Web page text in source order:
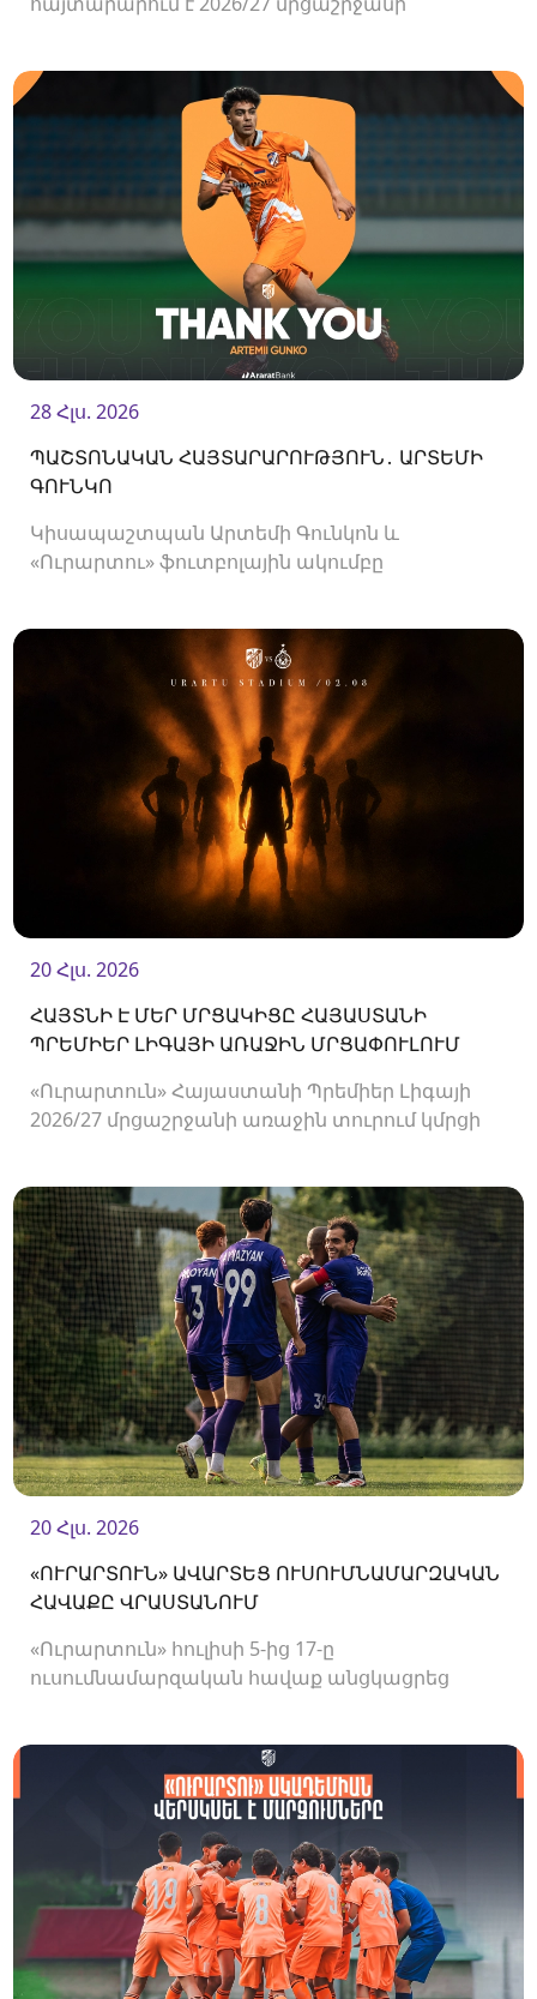
մեկնարկի մասին։
28 Հլս. 2026
ՊԱՇՏՈՆԱԿԱՆ ՀԱՅՏԱՐԱՐՈՒԹՅՈՒՆ․ ԱՐՏԵՄԻ
ԳՈՒՆԿՈ
Կիսապաշտպան Արտեմի Գունկոն և
«Ուրարտու» ֆուտբոլային ակումբը
20 Հլս. 2026
ՀԱՅՏՆԻ Է ՄԵՐ ՄՐՑԱԿԻՑԸ ՀԱՅԱՍՏԱՆԻ
ՊՐԵՄԻԵՐ ԼԻԳԱՅԻ ԱՌԱՋԻՆ ՄՐՑԱՓՈՒԼՈՒՄ
«Ուրարտուն» Հայաստանի Պրեմիեր Լիգայի
2026/27 մրցաշրջանի առաջին տուրում կմրցի
20 Հլս. 2026
«ՈՒՐԱՐՏՈՒՆ» ԱՎԱՐՏԵՑ ՈՒՍՈՒՄՆԱՄԱՐԶԱԿԱՆ
ՀԱՎԱՔԸ ՎՐԱՍՏԱՆՈՒՄ
«Ուրարտուն» հուլիսի 5-ից 17-ը
ուսումնամարզական հավաք անցկացրեց